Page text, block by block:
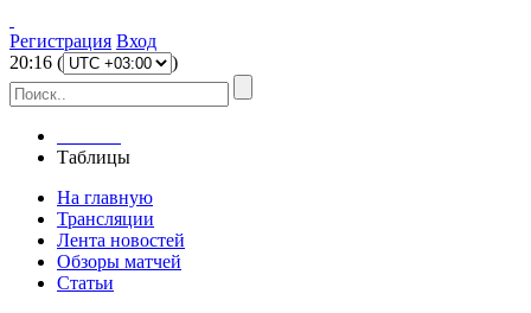
Регистрация Вход
20:16 ( )
Таблицы
На главную
Трансляции
Лента новостей
Обзоры матчей
Статьи